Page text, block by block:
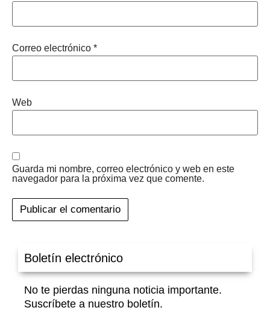
Correo electrónico *
Web
Guarda mi nombre, correo electrónico y web en este
navegador para la próxima vez que comente.
Boletín electrónico
No te pierdas ninguna noticia importante.
Suscríbete a nuestro boletín.